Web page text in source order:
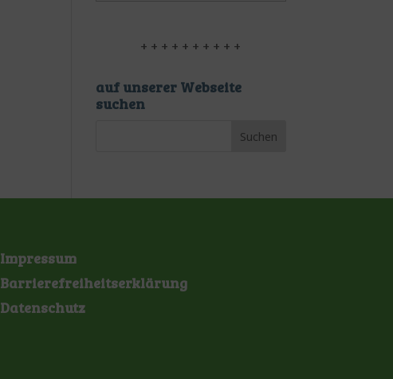
+ + + + + + + + + +
auf unserer Webseite
suchen
Impressum
Barrierefreiheitserklärung
Datenschutz